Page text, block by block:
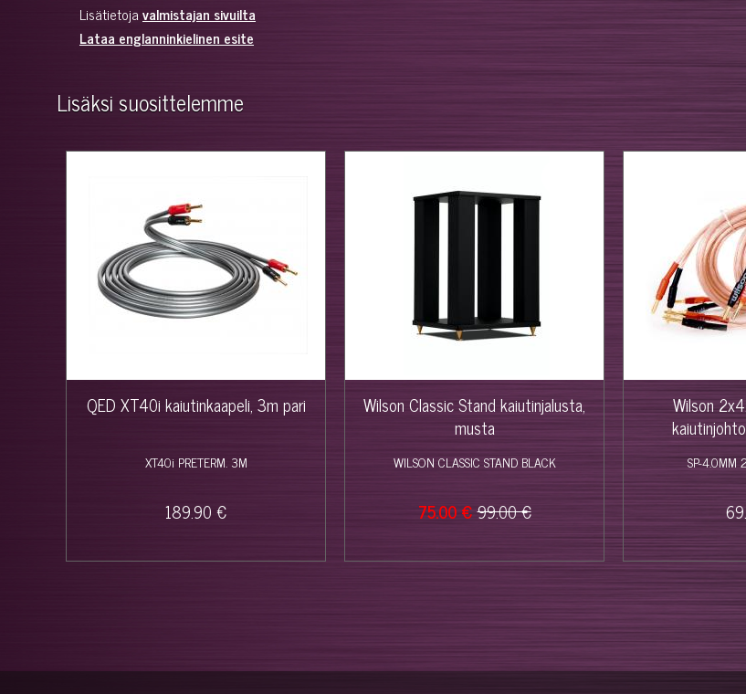
Lisätietojavalmistajan sivuilta
Lataa englanninkielinen esite
Lisäksi suosittelemme
QED XT40i kaiutinkaapeli, 3m pari
XT40i PRETERM. 3M
189.90 €
Wilson Classic Stand kaiutinjalusta,
musta
WILSON CLASSIC STAND BLACK
75.00 €99.00 €
Wilson
SP-4.0MM